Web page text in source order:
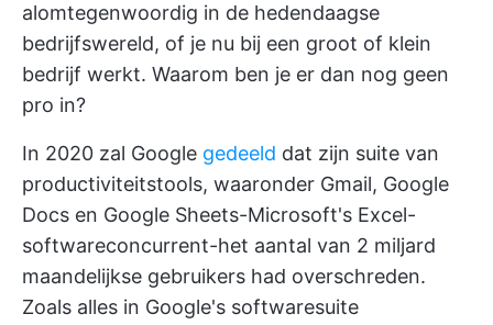
alomtegenwoordig in de hedendaagse
bedrijfswereld, of je nu bij een groot of klein
bedrijf werkt. Waarom ben je er dan nog geen
pro in?
In 2020 zal Google gedeeld dat zijn suite van
productiviteitstools, waaronder Gmail, Google
Docs en Google Sheets-Microsoft's Excel-
softwareconcurrent-het aantal van 2 miljard
maandelijkse gebruikers had overschreden.
Zoals alles in Google's softwaresuite